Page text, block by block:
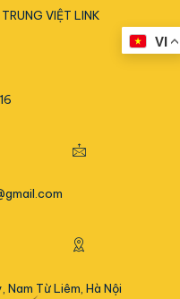
VIỆT LINK
Từ Liêm, Hà Nội
VI